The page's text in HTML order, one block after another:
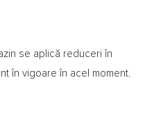
se aplică reduceri în
în vigoare în acel moment.